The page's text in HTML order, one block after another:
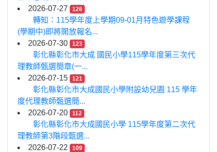
2026-07-27
126
轉知：115學年度上學期09-01月特色遊學課程
(學期中)即將開放報名...
2026-07-30
123
彰化縣彰化市大成 國民小學115學年度第三次代
理教師甄選簡章(一...
2026-07-15
121
彰化縣彰化市大成國民小學附設幼兒園 115 學年
度代理教師甄選簡...
2026-07-20
112
彰化縣彰化市大成國民小學 115學年度第二次代
理教師第3階段甄選...
2026-07-22
109